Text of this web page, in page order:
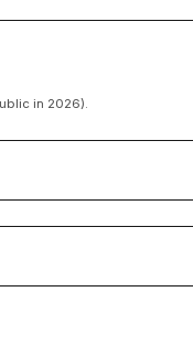
in 2026).